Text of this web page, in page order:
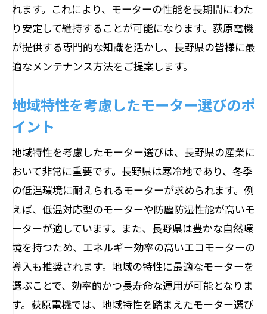
れます。これにより、モーターの性能を長期間にわた
り安定して維持することが可能になります。荻原電機
が提供する専門的な知識を活かし、長野県の皆様に最
適なメンテナンス方法をご提案します。
地域特性を考慮したモーター選びのポ
イント
地域特性を考慮したモーター選びは、長野県の産業に
おいて非常に重要です。長野県は寒冷地であり、冬季
の低温環境に耐えられるモーターが求められます。例
えば、低温対応型のモーターや防塵防湿性能が高いモ
ーターが適しています。また、長野県は豊かな自然環
境を持つため、エネルギー効率の高いエコモーターの
導入も推奨されます。地域の特性に最適なモーターを
選ぶことで、効率的かつ長寿命な運用が可能となりま
す。荻原電機では、地域特性を踏まえたモーター選び